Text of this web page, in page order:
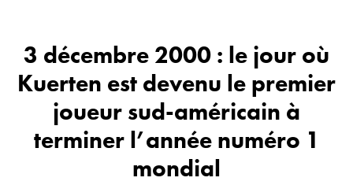
3 décembre 2000 : le jour où
Kuerten est devenu le premier
joueur sud-américain à
terminer l’année numéro 1
mondial